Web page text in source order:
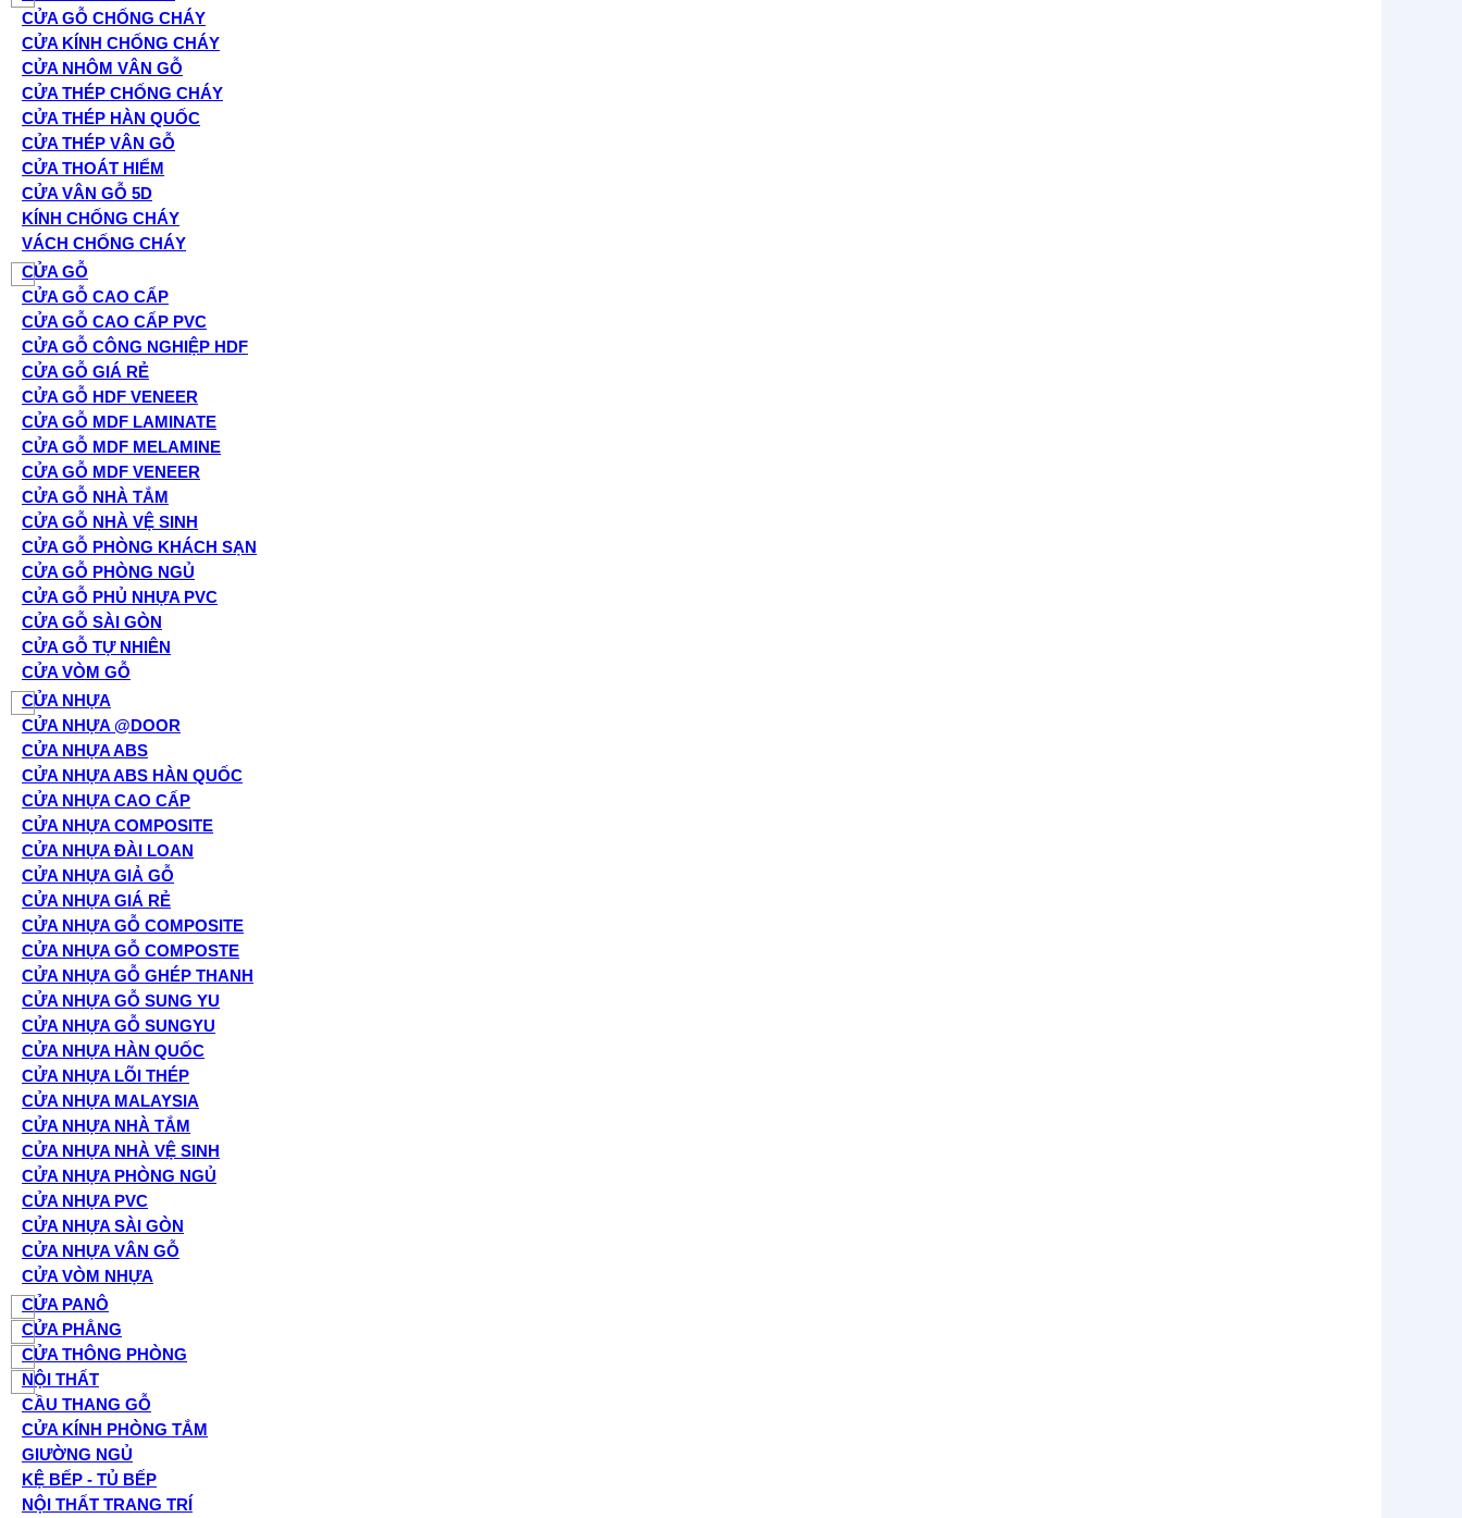
CỬA GỖ CHỐNG CHÁY
CỬA KÍNH CHỐNG CHÁY
CỬA NHÔM VÂN GỖ
CỬA THÉP CHỐNG CHÁY
CỬA THÉP HÀN QUỐC
CỬA THÉP VÂN GỖ
CỬA THOÁT HIỂM
CỬA VÂN GỖ 5D
KÍNH CHỐNG CHÁY
VÁCH CHỐNG CHÁY
CỬA GỖ
CỬA GỖ CAO CẤP
CỬA GỖ CAO CẤP PVC
CỬA GỖ CÔNG NGHIỆP HDF
CỬA GỖ GIÁ RẺ
CỬA GỖ HDF VENEER
CỬA GỖ MDF LAMINATE
CỬA GỖ MDF MELAMINE
CỬA GỖ MDF VENEER
CỬA GỖ NHÀ TẮM
CỬA GỖ NHÀ VỆ SINH
CỬA GỖ PHÒNG KHÁCH SẠN
CỬA GỖ PHÒNG NGỦ
CỬA GỖ PHỦ NHỰA PVC
CỬA GỖ SÀI GÒN
CỬA GỖ TỰ NHIÊN
CỬA VÒM GỖ
CỬA NHỰA
CỬA NHỰA @DOOR
CỬA NHỰA ABS
CỬA NHỰA ABS HÀN QUỐC
CỬA NHỰA CAO CẤP
CỬA NHỰA COMPOSITE
CỬA NHỰA ĐÀI LOAN
CỬA NHỰA GIẢ GỖ
CỬA NHỰA GIÁ RẺ
CỬA NHỰA GỖ COMPOSITE
CỬA NHỰA GỖ COMPOSTE
CỬA NHỰA GỖ GHÉP THANH
CỬA NHỰA GỖ SUNG YU
CỬA NHỰA GỖ SUNGYU
CỬA NHỰA HÀN QUỐC
CỬA NHỰA LÕI THÉP
CỬA NHỰA MALAYSIA
CỬA NHỰA NHÀ TẮM
CỬA NHỰA NHÀ VỆ SINH
CỬA NHỰA PHÒNG NGỦ
CỬA NHỰA PVC
CỬA NHỰA SÀI GÒN
CỬA NHỰA VÂN GỖ
CỬA VÒM NHỰA
CỬA PANÔ
CỬA PHẲNG
CỬA THÔNG PHÒNG
NỘI THẤT
CẦU THANG GỖ
CỬA KÍNH PHÒNG TẮM
GIƯỜNG NGỦ
KỆ BẾP - TỦ BẾP
NỘI THẤT TRANG TRÍ